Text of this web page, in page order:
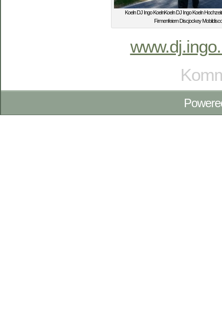
Koeln DJ Ingo KoelnKoeln DJ Ingo Koeln
Firmenfeiern Discjockey Mobildisco